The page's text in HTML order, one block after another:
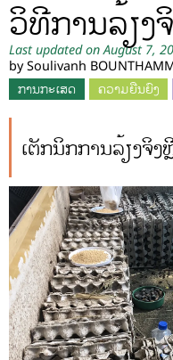
ວິທີການລ້ຽງ
Last updated on August 7,
by Soulivanh
ການກະເສດ
ຄວາມຍືນຍົງ
ເຕັກນິກການລ້ຽງຈິ